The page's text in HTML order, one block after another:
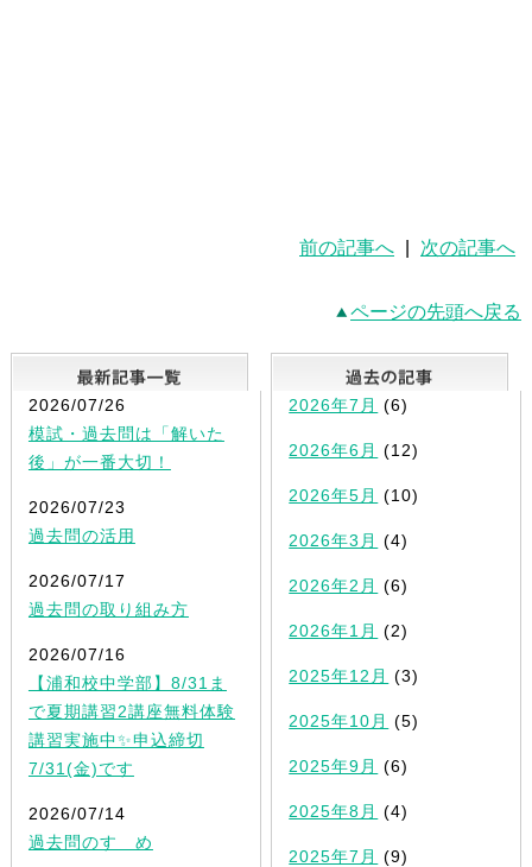
前の記事へ 次の記事へ
ページの先頭へ戻る
最新記事一覧
2026/07/26
模試・過去問は「解いた
後」が一番大切！
2026/07/23
過去問の活用
2026/07/17
過去問の取り組み方
2026/07/16
【浦和校中学部】8/31ま
で夏期講習2講座無料体験
講習実施中✨申込締切
7/31(金)です
2026/07/14
過去問のすゝめ
2026年7月 (6)
2026年6月 (12)
2026年5月 (10)
2026年3月 (4)
2026年2月 (6)
2026年1月 (2)
2025年12月 (3)
2025年10月 (5)
2025年9月 (6)
2025年8月 (4)
2025年7月 (9)